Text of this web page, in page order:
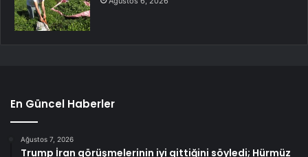
En Güncel Haberler
Ağustos 7, 2026
Trump İran görüşmelerinin iyi gittiğini söyledi; Hürmüz